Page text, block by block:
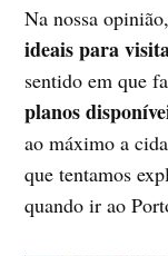
Na nossa
ideais para
sentido em que
planos
ao máximo a
que tentamos
quando ir ao